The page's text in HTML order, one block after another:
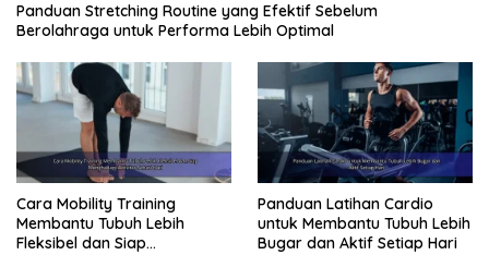
Panduan Stretching Routine yang Efektif Sebelum
Berolahraga untuk Performa Lebih Optimal
Cara Mobility Training
Membantu Tubuh Lebih
Fleksibel dan Siap
Panduan Latihan Cardio
untuk Membantu Tubuh Lebih
Bugar dan Aktif Setiap Hari